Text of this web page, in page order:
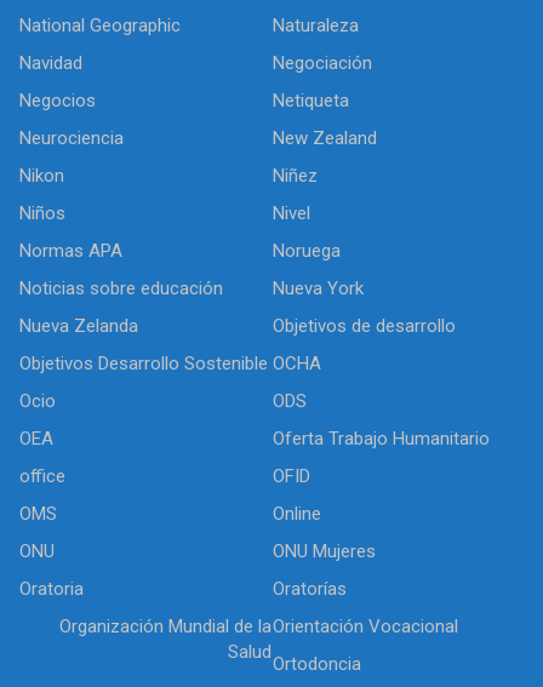
National Geographic
Naturaleza
Navidad
Negociación
Negocios
Netiqueta
Neurociencia
New Zealand
Nikon
Niñez
Niños
Nivel
Normas APA
Noruega
Noticias sobre educación
Nueva York
Nueva Zelanda
Objetivos de desarrollo
Objetivos Desarrollo Sostenible OCHA
Ocio
ODS
OEA
Oferta Trabajo Humanitario
office
OFID
OMS
Online
ONU
ONU Mujeres
Oratoria
Oratorías
Organización Mundial de la
Salud
Orientación Vocacional
Ortodoncia